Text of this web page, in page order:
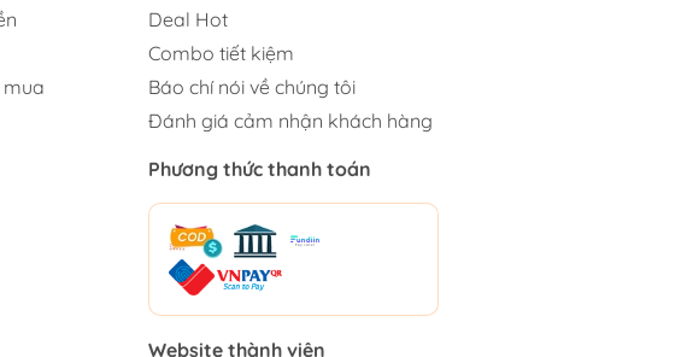
mua
Deal Hot
Combo tiết kiệm
Báo chí nói về chúng tôi
Đánh giá cảm nhận khách hàng
Phương thức thanh toán
Website thành viên